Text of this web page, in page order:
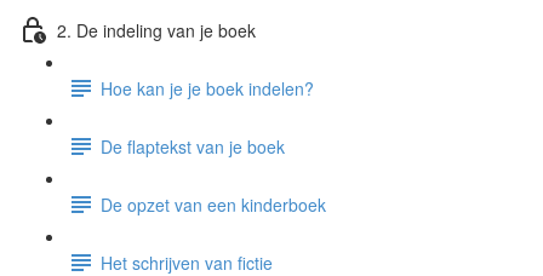
2. De indeling van je boek
Hoe kan je je boek indelen?
De flaptekst van je boek
De opzet van een kinderboek
Het schrijven van fictie